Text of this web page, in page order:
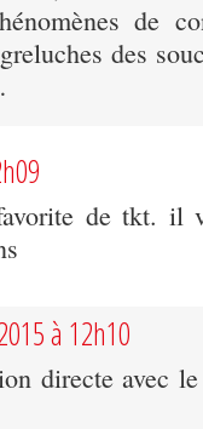
de
des
de tkt. il
à 12h10
directe avec